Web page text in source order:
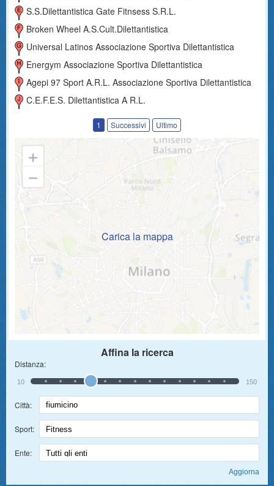
S.s.dilettantistica Gate Fitnsess S.r.l.
Broken Wheel A.s.cult.dilettantistica
Universal Latinos Associazione Sportiva Dilettantistica
Energym Associazione Sportiva Dilettantistica
Agepi 97 Sport A.r.l. Associazione Sportiva Dilettantistica
C.e.f.e.s. Dilettantistica A R.l.
1 Successivi Ultimo
Carica la mappa
Affina la ricerca
Distanza:
10 150
Città:
Sport:
Ente: